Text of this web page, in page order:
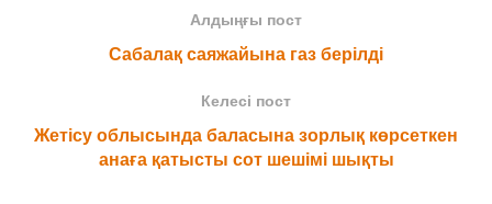
Алдыңғы пост
Сабалақ саяжайына газ берілді
Келесі пост
Жетісу облысында баласына зорлық көрсеткен
анаға қатысты сот шешімі шықты